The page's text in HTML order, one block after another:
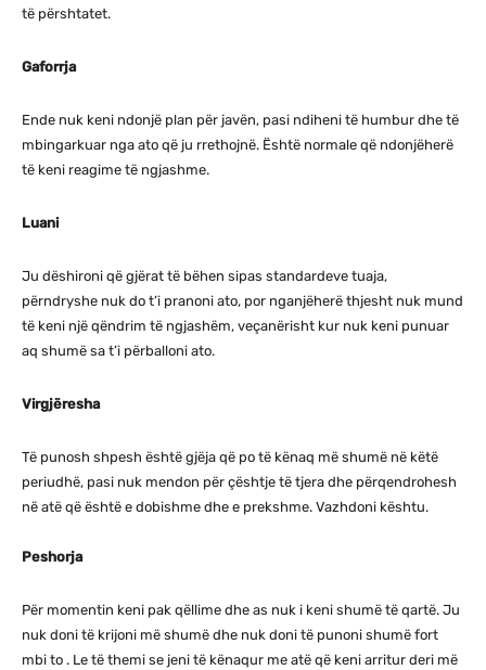
të përshtatet.
Gaforrja
Ende nuk keni ndonjë plan për javën, pasi ndiheni të humbur dhe të
mbingarkuar nga ato që ju rrethojnë. Është normale që ndonjëherë
të keni reagime të ngjashme.
Luani
Ju dëshironi që gjërat të bëhen sipas standardeve tuaja,
përndryshe nuk do t’i pranoni ato, por nganjëherë thjesht nuk mund
të keni një qëndrim të ngjashëm, veçanërisht kur nuk keni punuar
aq shumë sa t’i përballoni ato.
Virgjëresha
Të punosh shpesh është gjëja që po të kënaq më shumë në këtë
periudhë, pasi nuk mendon për çështje të tjera dhe përqendrohesh
në atë që është e dobishme dhe e prekshme. Vazhdoni kështu.
Peshorja
Për momentin keni pak qëllime dhe as nuk i keni shumë të qartë. Ju
nuk doni të krijoni më shumë dhe nuk doni të punoni shumë fort
mbi to . Le të themi se jeni të kënaqur me atë që keni arritur deri më